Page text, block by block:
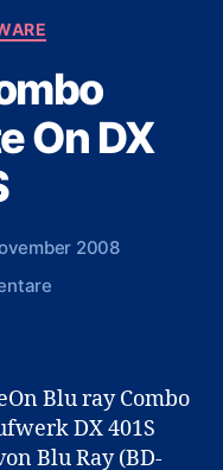
On DX
2008
zu
Laufwerk
Lite
On
Blu ray Combo
DX 401S
Blu Ray (BD-